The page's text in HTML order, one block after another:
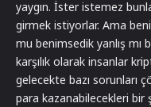
yaygın. İster istemez
girmek istiyorlar. Ama
mu benimsedik yanlış mı
karşılık olarak insanlar
gelecekte bazı sorunları
para kazanabilecekleri bir